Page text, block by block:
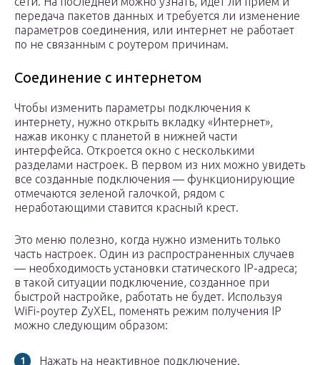
передача пакетов данных и требуется ли изменение
параметров соединения, или интернет не работает
по не связанным с роутером причинам.
Соединение с интернетом
Чтобы изменить параметры подключения к
интернету, нужно открыть вкладку «Интернет»,
нажав иконку с планетой в нижней части
интерфейса. Откроется окно с несколькими
разделами настроек. В первом из них можно увидеть
все созданные подключения — функционирующие
отмечаются зеленой галочкой, рядом с
неработающими ставится красный крест.
Это меню полезно, когда нужно изменить только
часть настроек. Один из распространенных случаев
— необходимость установки статического IP-адреса;
в такой ситуации подключение, созданное при
быстрой настройке, работать не будет. Используя
WiFi-роутер ZyXEL, поменять режим получения IP
можно следующим образом:
Нажать на неактивное подключение.